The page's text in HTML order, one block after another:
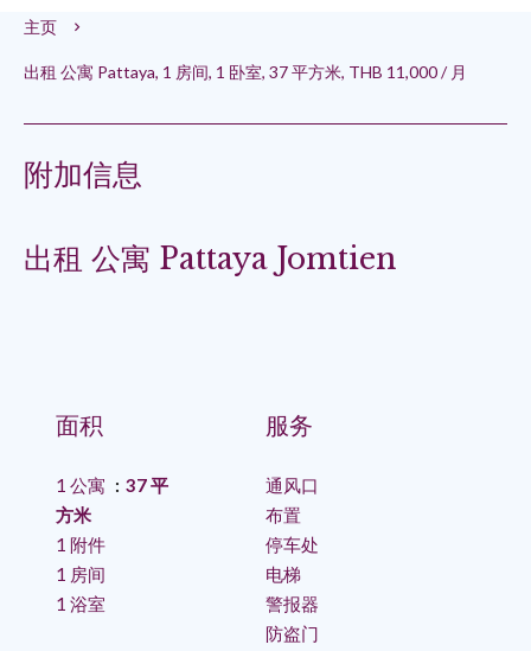
主页
出租 公寓 Pattaya, 1 房间, 1 卧室, 37 平方米, THB 11,000 / 月
附加信息
出租 公寓 Pattaya Jomtien
面积
1 公寓
37 平
方米
1 附件
1 房间
1 浴室
服务
通风口
布置
停车处
电梯
警报器
防盗门